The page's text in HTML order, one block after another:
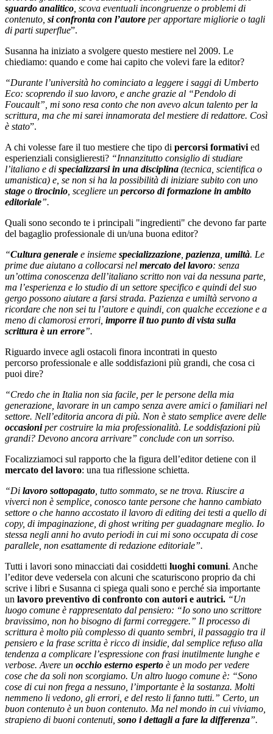
sguardo analitico , scova eventuali incongruenze o problemi di
contenuto, si confronta con l’autore per apportare migliorie o tagli
di parti superflue”.
Susanna ha iniziato a svolgere questo mestiere nel 2009. Le
chiediamo: quando e come hai capito che volevi fare la editor?
“Durante l’università ho cominciato a leggere i saggi di Umberto
Eco: scoprendo il suo lavoro, e anche grazie al “Pendolo di
Foucault”, mi sono resa conto che non avevo alcun talento per la
scrittura, ma che mi sarei innamorata del mestiere di redattore. Così
è stato”.
A chi volesse fare il tuo mestiere che tipo di percorsi formativi ed
esperienziali consiglieresti? “Innanzitutto consiglio di studiare
l’italiano e di specializzarsi in una disciplina (tecnica, scientifica o
umanistica) e, se non si ha la possibilità di iniziare subito con uno
stage o tirocinio , scegliere un percorso di formazione in ambito
editoriale”.
Quali sono secondo te i principali "ingredienti" che devono far parte
del bagaglio professionale di un/una buona editor?
“Cultura generale e insieme specializzazione pazienza umiltà. Le
prime due aiutano a collocarsi nel mercato del lavoro: senza
un’ottima conoscenza dell’italiano scritto non vai da nessuna parte,
ma l’esperienza e lo studio di un settore specifico e quindi del suo
gergo possono aiutare a farsi strada. Pazienza e umiltà servono a
ricordare che non sei tu l’autore e quindi, con qualche eccezione e a
meno di clamorosi errori, imporre il tuo punto di vista sulla
scrittura è un errore”.
Riguardo invece agli ostacoli finora incontrati in questo
percorso professionale e alle soddisfazioni più grandi, che cosa ci
puoi dire?
“Credo che in Italia non sia facile, per le persone della mia
generazione, lavorare in un campo senza avere amici o familiari nel
settore. Nell’editoria ancora di più. Non è stato semplice avere delle
occasioniper costruire la mia professionalità. Le soddisfazioni più
grandi? Devono ancora arrivare” conclude con un sorriso.
Focalizziamoci sul rapporto che la figura dell’editor detiene con il
mercato del lavoro: una tua riflessione schietta.
“Di lavoro sottopagato , tutto sommato, se ne trova. Riuscire a
viverci non è semplice, conosco tante persone che hanno cambiato
settore o che hanno accostato il lavoro di editing dei testi a quello di
copy, di impaginazione, di ghost writing per guadagnare meglio. Io
stessa negli anni ho avuto periodi in cui mi sono occupata di cose
parallele, non esattamente di redazione editoriale”.
Tutti i lavori sono minacciati dai cosiddetti luoghi comuni. Anche
l’editor deve vedersela con alcuni che scaturiscono proprio da chi
scrive i libri e Susanna ci spiega quali sono e perché sia importante
un lavoro preventivo di confronto con autori e autrici. “Un
luogo comune è rappresentato dal pensiero: “Io sono uno scrittore
bravissimo, non ho bisogno di farmi correggere.” Il processo di
scrittura è molto più complesso di quanto sembri, il passaggio tra il
pensiero e la frase scritta è ricco di insidie, dal semplice refuso alla
tendenza a complicare l’espressione con frasi inutilmente lunghe e
verbose. Avere un occhio esterno esperto è un modo per vedere
cose che da soli non scorgiamo. Un altro luogo comune è: “Sono
cose di cui non frega a nessuno, l’importante è la sostanza. Molti
nemmeno li vedono, gli errori, e del resto li fanno tutti.” Certo, un
buon contenuto è un buon contenuto. Ma nel mondo in cui viviamo,
strapieno di buoni contenuti, sono i dettagli a fare la differenza”.